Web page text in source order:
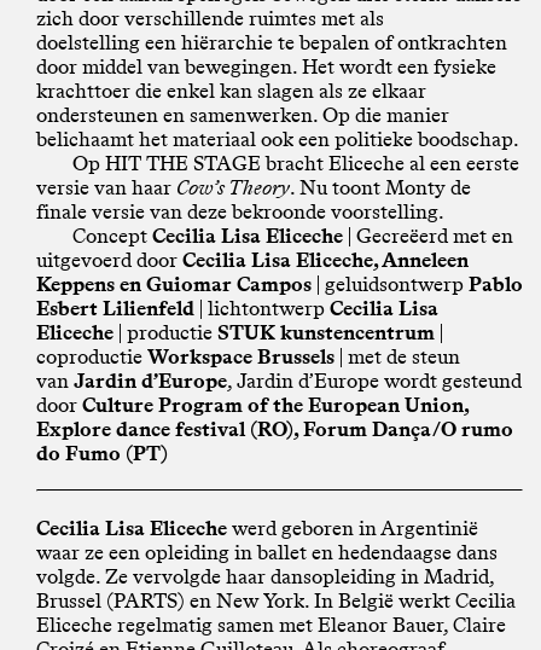
zich door verschillende ruimtes met als
doelstelling een hiërarchie te bepalen of ontkrachten
door middel van bewegingen. Het wordt een fysieke
krachttoer die enkel kan slagen als ze elkaar
ondersteunen en samenwerken. Op die manier
belichaamt het materiaal ook een politieke boodschap.
Op HIT THE STAGE bracht Eliceche al een eerste
versie van haar Cow’s Theory. Nu toont Monty de
finale versie van deze bekroonde voorstelling.
Concept Cecilia Lisa Eliceche | Gecreëerd met en
uitgevoerd door Cecilia Lisa Eliceche, Anneleen
Keppens en Guiomar Campos | geluidsontwerp Pablo
Esbert Lilienfeld | lichtontwerp Cecilia Lisa
Eliceche | productie STUK kunstencentrum
coproductie Workspace Brussels | met de steun
van Jardin d’Europe, Jardin d’Europe wordt gesteund
door Culture Program of the European Union,
Explore dance festival (RO), Forum Dança/O rumo
do Fumo (PT)
Cecilia Lisa Eliceche werd geboren in Argentinië
waar ze een opleiding in ballet en hedendaagse dans
volgde. Ze vervolgde haar dansopleiding in Madrid,
Brussel (PARTS) en New York. In België werkt Cecilia
Eliceche regelmatig samen met Eleanor Bauer, Claire